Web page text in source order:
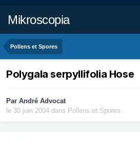
Mikroscopia
Pollens et Spores
Polygala serpyllifolia Hose
Par André Advocat
le 30 juin 2004 dans Pollens et Spores